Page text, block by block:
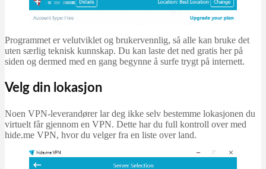
Programmet er velutviklet og brukervennlig, så alle kan bruke det
uten særlig teknisk kunnskap. Du kan laste det ned gratis her på
siden og dermed med en gang begynne å surfe trygt på internett.
Velg din lokasjon
Noen VPN-leverandører lar deg ikke selv bestemme lokasjonen du
virtuelt får gjennom en VPN. Dette har du full kontroll over med
hide.me VPN, hvor du velger fra en liste over land.